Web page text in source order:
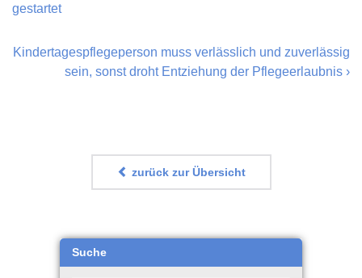
gestartet
Kindertagespflegeperson muss verlässlich und zuverlässig
sein, sonst droht Entziehung der Pflegeerlaubnis ›
zurück zur Übersicht
Suche